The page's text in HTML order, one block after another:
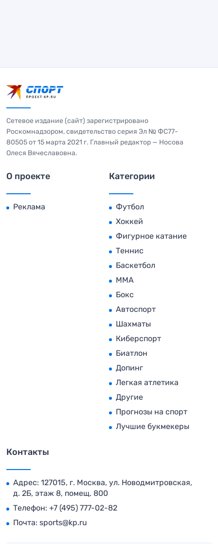
Сетевое издание (сайт) зарегистрировано
Роскомнадзором, свидетельство серия Эл № ФС77-
80505 от 15 марта 2021 г. Главный редактор — Носова
Олеся Вячеславовна.
О проекте
Реклама
Категории
Футбол
Хоккей
Фигурное катание
Теннис
Баскетбол
MMA
Бокс
Автоспорт
Шахматы
Киберспорт
Биатлон
Допинг
Легкая атлетика
Другие
Прогнозы на спорт
Лучшие букмекеры
Контакты
Адрес: 127015, г. Москва, ул. Новодмитровская,
д. 2Б, этаж 8, помещ. 800
Телефон: +7 (495) 777-02-82
Почта: sports@kp.ru